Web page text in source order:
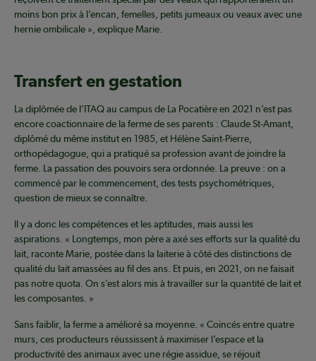
moins bon prix à l’encan, femelles, petits jumeaux ou veaux avec une
hernie ombilicale », explique Marie.
Transfert en gestation
La diplômée de l’ITAQ au campus de La Pocatière en 2021 n’est pas
encore coactionnaire de la ferme de ses parents : Claude St-Amant,
diplômé du même institut en 1985, et Hélène Saint-Pierre,
orthopédagogue, qui a pratiqué sa profession avant de joindre la
ferme. La passation des pouvoirs sera ordonnée. La preuve : on a
commencé par le commencement, des tests psychométriques,
question de mieux se connaître.
Il y a donc les compétences et les aptitudes, mais aussi les
aspirations. « Longtemps, mon père a axé ses efforts sur la qualité du
lait, raconte Marie, postée dans la laiterie à côté des distinctions de
qualité du lait amassées au fil des ans. Et puis, en 2021, on ne faisait
pas notre quota. On s’est alors mis à travailler sur la quantité de lait et
les composantes. »
Sans faiblir, la ferme a amélioré sa moyenne. « Coincés entre quatre
murs, ces producteurs réussissent à maximiser l’espace et la
productivité des animaux avec une régie assidue, se réjouit